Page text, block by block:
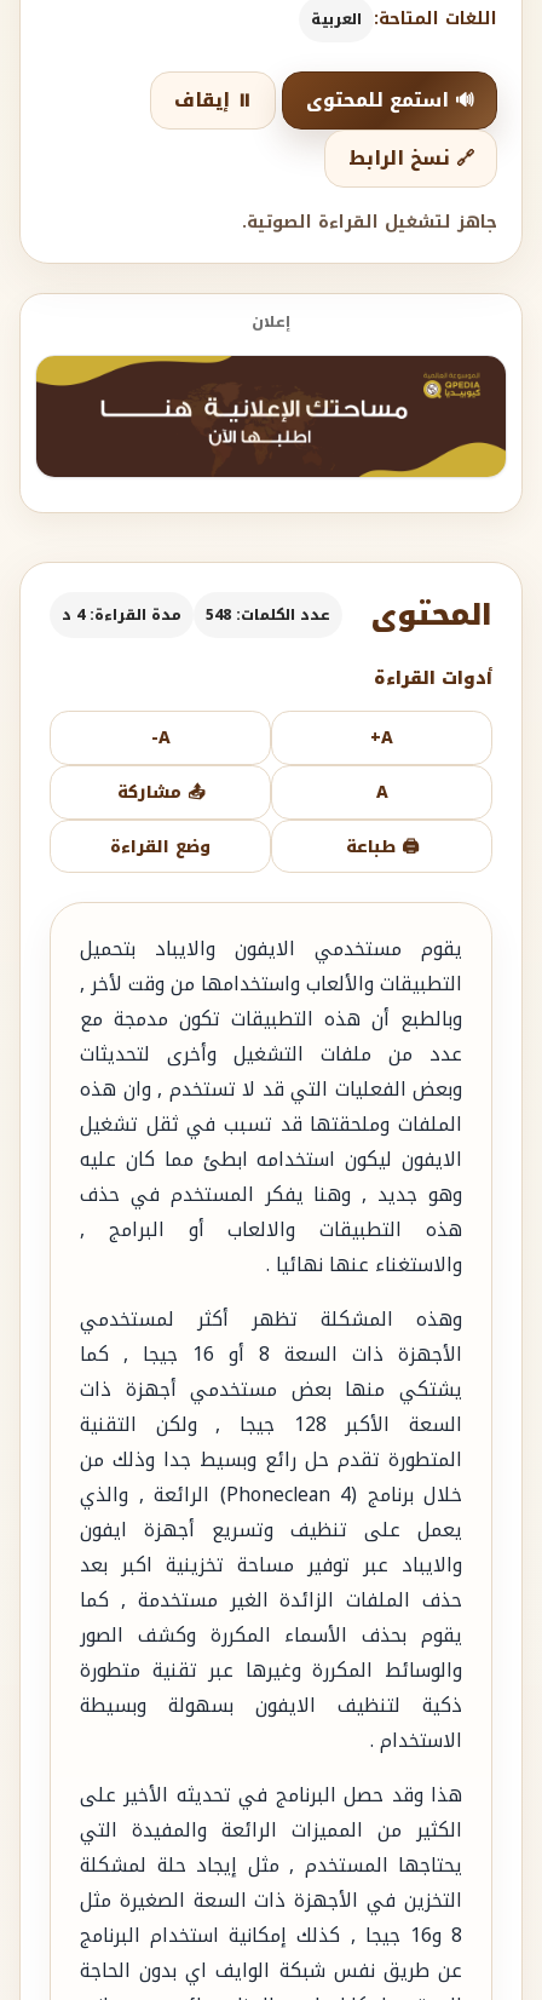
اللغات المتاحة: العربية
🔊 استمع للمحتوى
⏸️ إيقاف
🔗 نسخ الرابط
جاهز لتشغيل القراءة الصوتية.
إعلان
المحتوى عدد الكلمات: 548 مدة القراءة: 4 د
أدوات القراءة
A+
A-
A
📤 مشاركة
🖨️ طباعة
وضع القراءة
يقوم مستخدمي الايفون والايباد بتحميل
التطبيقات والألعاب واستخدامها من وقت لأخر ,
وبالطبع أن هذه التطبيقات تكون مدمجة مع
عدد من ملفات التشغيل وأخرى لتحديثات
وبعض الفعليات التي قد لا تستخدم , وان هذه
الملفات وملحقتها قد تسبب في ثقل تشغيل
الايفون ليكون استخدامه ابطئ مما كان عليه
وهو جديد , وهنا يفكر المستخدم في حذف
هذه التطبيقات والالعاب أو البرامج ,
والاستغناء عنها نهائيا .
وهذه المشكلة تظهر أكثر لمستخدمي
الأجهزة ذات السعة 8 أو 16 جيجا , كما
يشتكي منها بعض مستخدمي أجهزة ذات
السعة الأكبر 128 جيجا , ولكن التقنية
المتطورة تقدم حل رائع وبسيط جدا وذلك من
خلال برنامج (Phoneclean 4) الرائعة , والذي
يعمل على تنظيف وتسريع أجهزة ايفون
والايباد عبر توفير مساحة تخزينية اكبر بعد
حذف الملفات الزائدة الغير مستخدمة , كما
يقوم بحذف الأسماء المكررة وكشف الصور
والوسائط المكررة وغيرها عبر تقنية متطورة
ذكية لتنظيف الايفون بسهولة وبسيطة
الاستخدام .
هذا وقد حصل البرنامج في تحديثه الأخير على
الكثير من المميزات الرائعة والمفيدة التي
يحتاجها المستخدم , مثل إيجاد حلة لمشكلة
التخزين في الأجهزة ذات السعة الصغيرة مثل
8 و16 جيجا , كذلك إمكانية استخدام البرنامج
عن طريق نفس شبكة الوايف اي بدون الحاجة